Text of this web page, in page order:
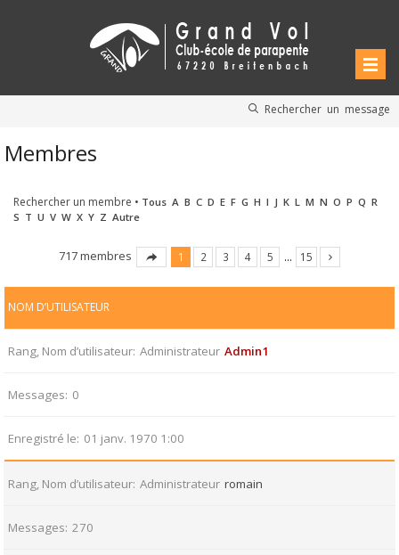
Rechercher un message
Membres
Rechercher un membre • Tous A B C D E F G H I J K L M N O P Q R
S T U V W X Y Z Autre
717 membres 1 2 3 4 5 … 15
NOM D’UTILISATEUR
Rang, Nom d’utilisateur Administrateur Admin1
Messages 0
Enregistré le 01 janv. 1970 1:00
Rang, Nom d’utilisateur Administrateur romain
Messages 270